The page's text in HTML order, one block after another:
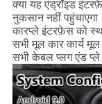
क्या यह एंड्रॉइड
नुकसान नहीं
कारप्ले इंटरफ़ेस को
सभी मूल कार कार्य
सभी केबल प्लग एंड प्ले